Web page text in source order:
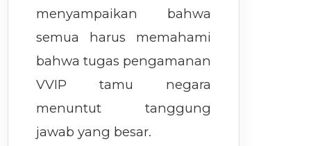
menyampaikan bahwa
semua harus memahami
bahwa tugas pengamanan
VVIP tamu negara
menuntut tanggung
jawab yang besar.